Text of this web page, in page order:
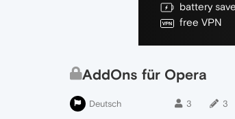
battery
free VPN
AddOns für Opera
Deutsch 3 3